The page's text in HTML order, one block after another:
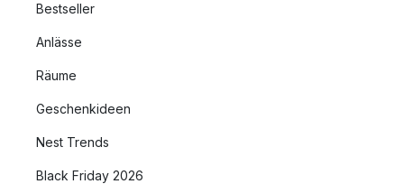
Bestseller
Anlässe
Räume
Geschenkideen
Nest Trends
Black Friday 2026